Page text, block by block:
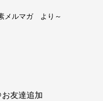
メルマガ より～
友達追加